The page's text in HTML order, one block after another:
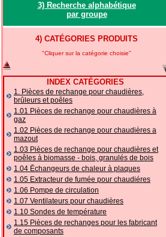
3) Recherche alphabétique
par groupe
4) CATÉGORIES PRODUITS
"Cliquer sur la catégorie choisie"
INDEX CATÉGORIES
1. Pièces de rechange pour chaudières,
brûleurs et poêles
1.01 Pièces de rechange pour chaudières à
gaz
1.02 Pièces de rechange pour chaudières a
mazout
1.03 Pièces de rechange pour chaudières et
poêles à biomasse - bois, granulés de bois
1.04 Ēchangeurs de chaleur à plaques
1.05 Extracteur de fumée pour chaudiéres
1.06 Pompe de circulation
1.07 Ventilateurs pour chaudières
1.10 Sondes de température
1.15 Pièces de rechanges pour les fabricant
de composants